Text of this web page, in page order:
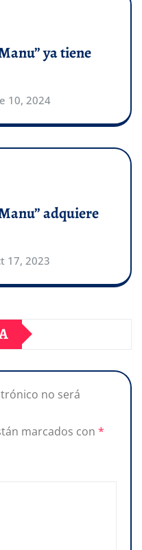
ya tiene
10, 2024
adquiere
17, 2023
no será
marcados con *